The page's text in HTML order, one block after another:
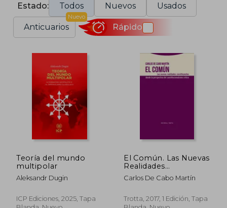
Estado: Todos Nuevos Usados
Anticuarios
Nuevo
Rápido
Teoría del mundo
multipolar
Aleksandr Dugin
ICP Ediciones, 2025, Tapa
El Común. Las Nuevas
Realidades
Constituyentes Desde
la Perspectiva del
Crítico (Estructuras y
Carlos De Cabo Martín
Trotta, 2017, 1 Edición, Tapa